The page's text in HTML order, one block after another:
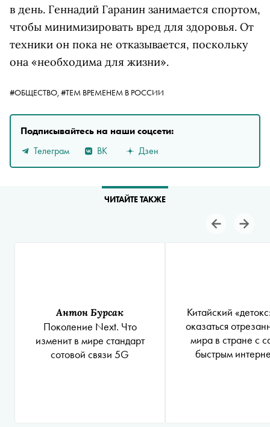
в день. Геннадий Гаранин занимается спортом,
чтобы минимизировать вред для здоровья. От
техники он пока не отказывается, поскольку
она «необходима для жизни».
#ОБЩЕСТВО, #ТЕМ ВРЕМЕНЕМ В РОССИИ
Подписывайтесь на наши соцсети:
Телеграм
ВК Дзен
ЧИТАЙТЕ ТАКЖЕ
Антон Бурсак
Поколение Next. Что
изменит в мире стандарт
сотовой связи 5G
Китайский
оказаться
мира в стране с
быстрым